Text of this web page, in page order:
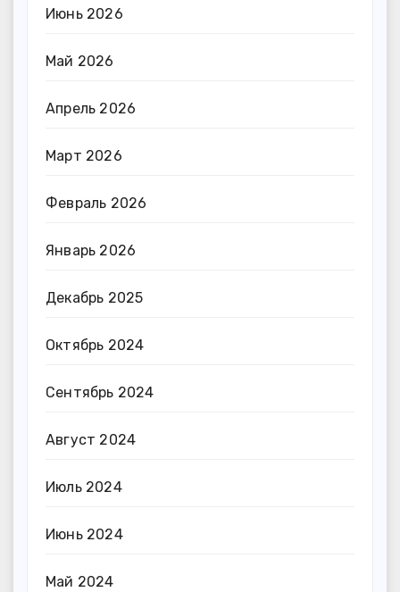
Июнь 2026
Май 2026
Апрель 2026
Март 2026
Февраль 2026
Январь 2026
Декабрь 2025
Октябрь 2024
Сентябрь 2024
Август 2024
Июль 2024
Июнь 2024
Май 2024